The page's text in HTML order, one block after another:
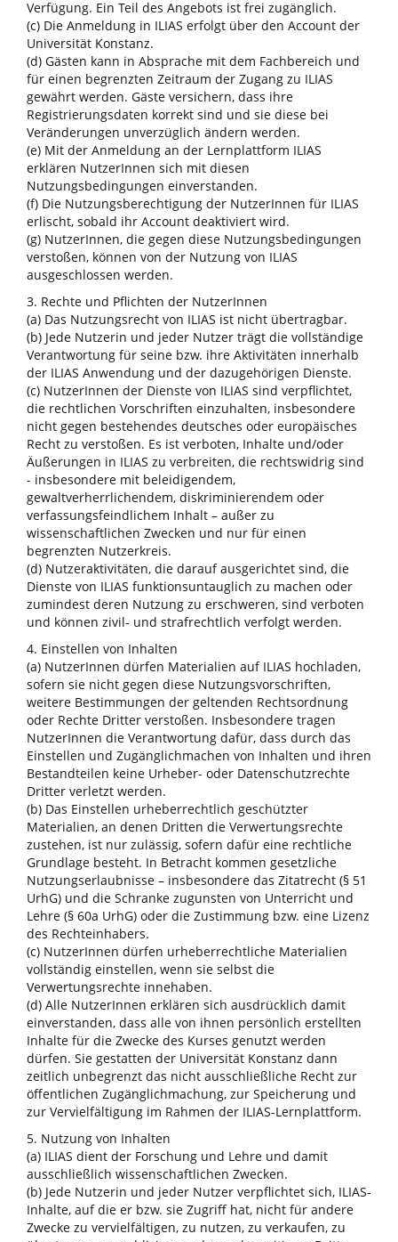
Verfügung. Ein Teil des Angebots ist frei zugänglich.
(c) Die Anmeldung in ILIAS erfolgt über den Account der
Universität Konstanz.
(d) Gästen kann in Absprache mit dem Fachbereich und
für einen begrenzten Zeitraum der Zugang zu ILIAS
gewährt werden. Gäste versichern, dass ihre
Registrierungsdaten korrekt sind und sie diese bei
Veränderungen unverzüglich ändern werden.
(e) Mit der Anmeldung an der Lernplattform ILIAS
erklären NutzerInnen sich mit diesen
Nutzungsbedingungen einverstanden.
(f) Die Nutzungsberechtigung der NutzerInnen für ILIAS
erlischt, sobald ihr Account deaktiviert wird.
(g) NutzerInnen, die gegen diese Nutzungsbedingungen
verstoßen, können von der Nutzung von ILIAS
ausgeschlossen werden.
3. Rechte und Pflichten der NutzerInnen
(a) Das Nutzungsrecht von ILIAS ist nicht übertragbar.
(b) Jede Nutzerin und jeder Nutzer trägt die vollständige
Verantwortung für seine bzw. ihre Aktivitäten innerhalb
der ILIAS Anwendung und der dazugehörigen Dienste.
(c) NutzerInnen der Dienste von ILIAS sind verpflichtet,
die rechtlichen Vorschriften einzuhalten, insbesondere
nicht gegen bestehendes deutsches oder europäisches
Recht zu verstoßen. Es ist verboten, Inhalte und/oder
Äußerungen in ILIAS zu verbreiten, die rechtswidrig sind
- insbesondere mit beleidigendem,
gewaltverherrlichendem, diskriminierendem oder
verfassungsfeindlichem Inhalt – außer zu
wissenschaftlichen Zwecken und nur für einen
begrenzten Nutzerkreis.
(d) Nutzeraktivitäten, die darauf ausgerichtet sind, die
Dienste von ILIAS funktionsuntauglich zu machen oder
zumindest deren Nutzung zu erschweren, sind verboten
und können zivil- und strafrechtlich verfolgt werden.
4. Einstellen von Inhalten
(a) NutzerInnen dürfen Materialien auf ILIAS hochladen,
sofern sie nicht gegen diese Nutzungsvorschriften,
weitere Bestimmungen der geltenden Rechtsordnung
oder Rechte Dritter verstoßen. Insbesondere tragen
NutzerInnen die Verantwortung dafür, dass durch das
Einstellen und Zugänglichmachen von Inhalten und ihren
Bestandteilen keine Urheber- oder Datenschutzrechte
Dritter verletzt werden.
(b) Das Einstellen urheberrechtlich geschützter
Materialien, an denen Dritten die Verwertungsrechte
zustehen, ist nur zulässig, sofern dafür eine rechtliche
Grundlage besteht. In Betracht kommen gesetzliche
Nutzungserlaubnisse – insbesondere das Zitatrecht (§ 51
UrhG) und die Schranke zugunsten von Unterricht und
Lehre (§ 60a UrhG) oder die Zustimmung bzw. eine Lizenz
des Rechteinhabers.
(c) NutzerInnen dürfen urheberrechtliche Materialien
vollständig einstellen, wenn sie selbst die
Verwertungsrechte innehaben.
(d) Alle NutzerInnen erklären sich ausdrücklich damit
einverstanden, dass alle von ihnen persönlich erstellten
Inhalte für die Zwecke des Kurses genutzt werden
dürfen. Sie gestatten der Universität Konstanz dann
zeitlich unbegrenzt das nicht ausschließliche Recht zur
öffentlichen Zugänglichmachung, zur Speicherung und
zur Vervielfältigung im Rahmen der ILIAS-Lernplattform.
5. Nutzung von Inhalten
(a) ILIAS dient der Forschung und Lehre und damit
ausschließlich wissenschaftlichen Zwecken.
(b) Jede Nutzerin und jeder Nutzer verpflichtet sich, ILIAS-
Inhalte, auf die er bzw. sie Zugriff hat, nicht für andere
Zwecke zu vervielfältigen, zu nutzen, zu verkaufen, zu